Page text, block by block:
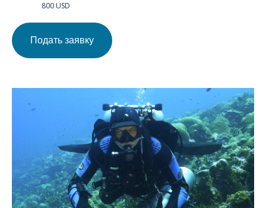
800 USD
Подать заявку